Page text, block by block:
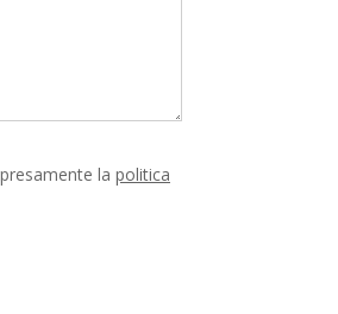
la politica